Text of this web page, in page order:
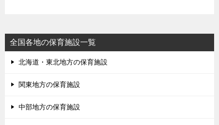
全国各地の保育施設一覧
北海道・東北地方の保育施設
関東地方の保育施設
中部地方の保育施設